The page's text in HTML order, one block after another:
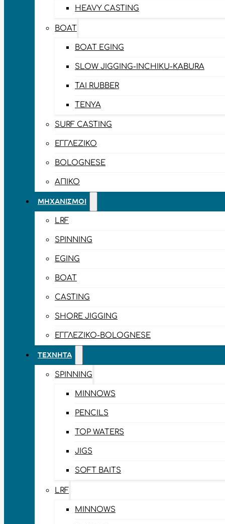
HEAVY CASTING
BOAT
BOAT EGING
SLOW JIGGING-INCHIKU-KABURA
TAI RUBBER
TENYA
SURF CASTING
ΕΓΓΛΈΖΙΚΟ
BOLOGNESE
ΑΠΊΚΟ
ΜΗΧΑΝΙΣΜΟΊ
LRF
SPINNING
EGING
BOAT
CASTING
SHORE JIGGING
ΕΓΓΛΈΖΙΚΟ-BOLOGNESE
ΤΕΧΝΗΤΆ
SPINNING
MINNOWS
PENCILS
TOP WATERS
JIGS
SOFT BAITS
LRF
MINNOWS